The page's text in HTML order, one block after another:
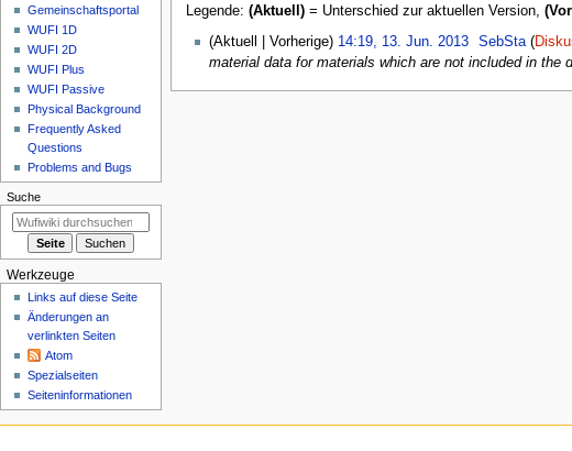
Legende: (Aktuell)= Unterschied zur aktuellen Version,
Aktuell Vorherige 14:19, 13. Jun. 2013 SebSta
material data for materials which are not included in
n
s
m
e
n
Gemeinschafts­portal
WUFI 1D
WUFI 2D
WUFI Plus
WUFI Passive
Physical Background
Frequently Asked
Questions
Problems and Bugs
Suche
Werkzeuge
Links auf diese Seite
Änderungen an
verlinkten Seiten
Atom
Spezialseiten
Seiten­­informationen